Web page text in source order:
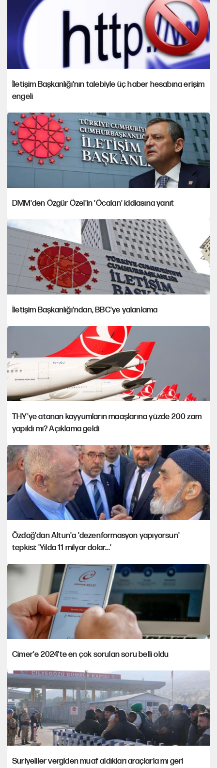
İletişim Başkanlığı'nın talebiyle üç haber hesabına erişim
engeli
DMM'den Özgür Özel'in 'Öcalan' iddiasına yanıt
İletişim Başkanlığı'ndan, BBC'ye yalanlama
THY'ye atanan kayyumların maaşlarına yüzde 200 zam
yapıldı mı? Açıklama geldi
Özdağ'dan Altun'a 'dezenformasyon yapıyorsun'
tepkisi: 'Yılda 11 milyar dolar...'
Cimer'e 2024'te en çok sorulan soru belli oldu
Suriyeliler vergiden muaf aldıkları araçlarla mı geri